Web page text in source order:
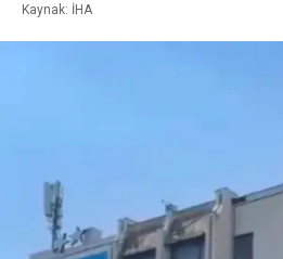
Kaynak: İHA